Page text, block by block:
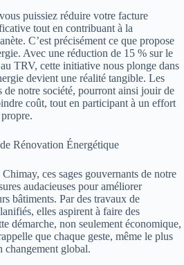
puissiez réduire votre facture
tout en contribuant à la
C’est précisément ce que propose
Avec une réduction de 15 % sur le
TRV, cette initiative nous plonge dans
devient une réalité tangible. Les
de notre société, pourront ainsi jouir de
coût, tout en participant à un effort
Rénovation Énergétique
ces sages gouvernants de notre
audacieuses pour améliorer
bâtiments. Par des travaux de
elles aspirent à faire des
démarche, non seulement économique,
que chaque geste, même le plus
changement global.